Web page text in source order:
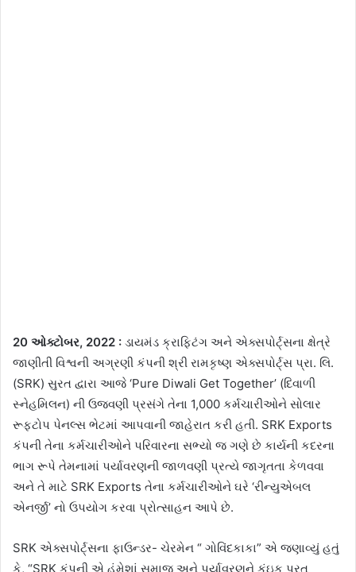
20 ઓક્ટોબર, 2022 : ડાયમંડ ક્રાફ્ટિંગ અને એક્સપોર્ટ્સના ક્ષેત્રે
જાણીતી વિશ્વની અગ્રણી કંપની શ્રી રામકૃષ્ણ એક્સપોર્ટ્સ પ્રા. લિ.
(SRK) સુરત દ્વારા આજે ‘Pure Diwali Get Together’ (દિવાળી
સ્નેહમિલન) ની ઉજવણી પ્રસંગે તેના 1,000 કર્મચારીઓને સોલાર
રૂફટોપ પેનલ્સ ભેટમાં આપવાની જાહેરાત કરી હતી. SRK Exports
કંપની તેના કર્મચારીઓને પરિવારના સભ્યો જ ગણે છે કાર્યની કદરના
ભાગ રૂપે તેમનામાં પર્યાવરણની જાળવણી પ્રત્યે જાગૃતતા કેળવવા
અને તે માટે SRK Exports તેના કર્મચારીઓને ઘરે ‘રીન્યુએબલ
એનર્જી’ નો ઉપયોગ કરવા પ્રોત્સાહન આપે છે.
SRK એક્સપોર્ટ્સના ફાઉન્ડર- ચેરમેન “ ગોવિંદકાકા” એ જણાવ્યું હતું
કે, “SRK કંપની એ હંમેશાં સમાજ અને પર્યાવરણને કંઇક પરત